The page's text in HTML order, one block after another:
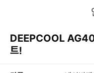
DEEPCOOL
트!